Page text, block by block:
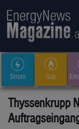
Strom Gas
Thyssenkrupp